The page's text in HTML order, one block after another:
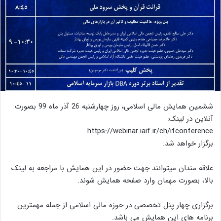
ششمین همایش مالی اسلامی، روز چهارشنبه 26 آذر ماه 99 بصورت
آنلاین در لینک:
https://webinar.iaif.ir/ch/ifconference
برگزار خواهد شد.
علاقه مندان میتوانند جهت حضور در این همایش با مراجعه به لینک
بالا، بصورت مهمان وارد صفحه همایش شوند.
برگزاری چهار پنل تخصصی در حوزه مالی اسلامی از جمله مهمترین
برنامه های این همایش می باشد.